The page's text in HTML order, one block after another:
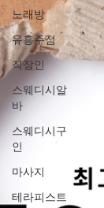
노래방
유흥주점
직장인
스웨디시알
바
스웨디시구
인
마사지
테라피스트
심한 신체적 피
된다. 불규칙한
리듬을 근본적
와 면역력 저하
는 단순한 개인
각한 장기 영향
신체적, 정신적
생산성과 미래